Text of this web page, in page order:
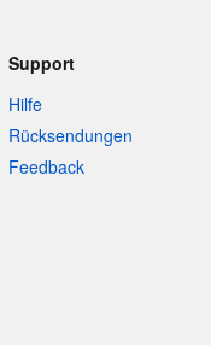
Support
Hilfe
Rücksendungen
Feedback